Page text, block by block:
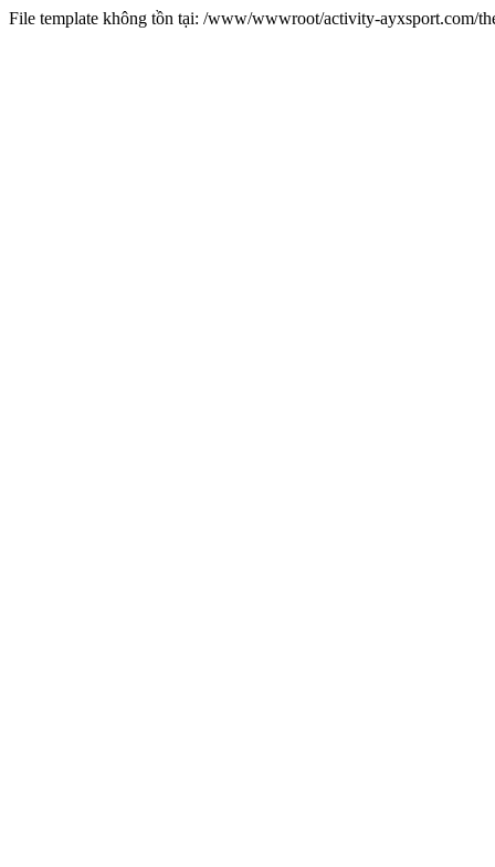
File template không tồn tại: /www/wwwroot/activity-ayxsport.com/